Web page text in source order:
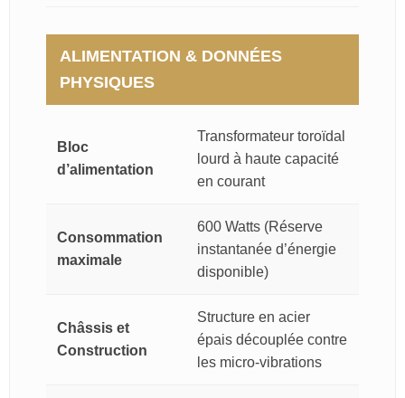
ALIMENTATION & DONNÉES
PHYSIQUES
Bloc
d’alimentation
Transformateur toroïdal
lourd à haute capacité
en courant
Consommation
maximale
600 Watts (Réserve
instantanée d’énergie
disponible)
Châssis et
Construction
Structure en acier
épais découplée contre
les micro-vibrations